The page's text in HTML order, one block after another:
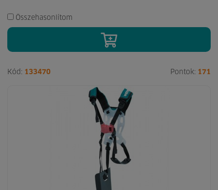
Összehasonlítom
Kód: 133470 Pontok: 171